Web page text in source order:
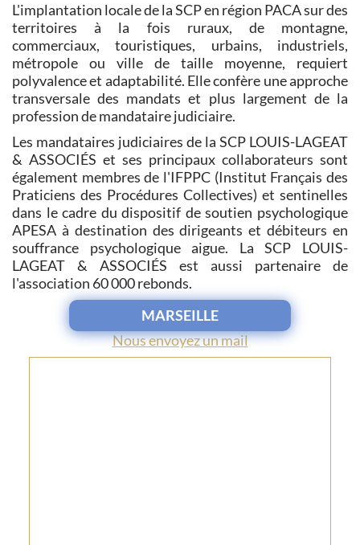
L'implantation locale de la SCP en région PACA sur des
territoires à la fois ruraux, de montagne,
commerciaux, touristiques, urbains, industriels,
métropole ou ville de taille moyenne, requiert
polyvalence et adaptabilité. Elle confère une approche
transversale des mandats et plus largement de la
profession de mandataire judiciaire.
Les mandataires judiciaires de la SCP LOUIS-LAGEAT
& ASSOCIÉS et ses principaux collaborateurs sont
également membres de l'IFPPC (Institut Français des
Praticiens des Procédures Collectives) et sentinelles
dans le cadre du dispositif de soutien psychologique
APESA à destination des dirigeants et débiteurs en
souffrance psychologique aigue. La SCP LOUIS-
LAGEAT & ASSOCIÉS est aussi partenaire de
l'association 60 000 rebonds.
MARSEILLE
Nous envoyez un mail